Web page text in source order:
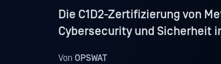
Die C1D2-Zertifizierung von
Cybersecurity und Sicherheit
Von OPSWAT